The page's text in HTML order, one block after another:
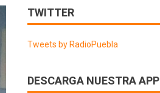
TWITTER
Tweets by RadioPuebla
DESCARGA NUESTRA APP